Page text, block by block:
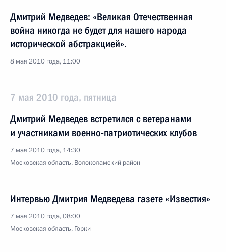
Дмитрий Медведев: «Великая Отечественная
война никогда не будет для нашего народа
исторической абстракцией».
8 мая 2010 года, 11:00
7 мая 2010 года, пятница
Дмитрий Медведев встретился с ветеранами
и участниками военно-патриотических клубов
7 мая 2010 года, 14:30
Московская область, Волоколамский район
Интервью Дмитрия Медведева газете «Известия»
7 мая 2010 года, 08:00
Московская область, Горки